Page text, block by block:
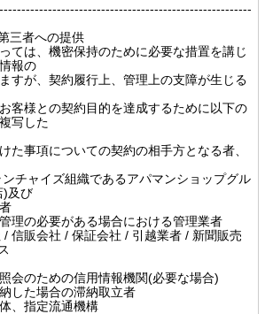
三者への提供
ては、機密保持のために必要な措置を講じ
報の
すが、契約履行上、管理上の支障が生じる
客様との契約目的を達成するために以下の
写した
た事項についての契約の相手方となる者、
チャイズ組織であるアパマンショップグル
)及び
理の必要がある場合における管理業者
信販会社 / 保証会社 / 引越業者 / 新聞販売
会のための信用情報機関(必要な場合)
した場合の滞納取立者
、指定流通機構